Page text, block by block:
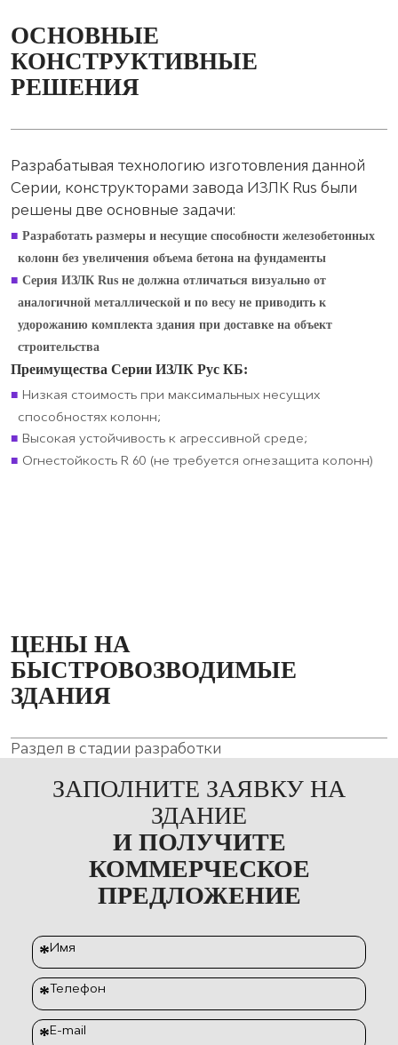
ОСНОВНЫЕ
КОНСТРУКТИВНЫЕ
РЕШЕНИЯ
Разрабатывая технологию изготовления данной
Серии, конструкторами завода ИЗЛК Rus были
решены две основные задачи:
Разработать размеры и несущие способности железобетонных
колонн без увеличения объема бетона на фундаменты
Серия ИЗЛК Rus не должна отличаться визуально от
аналогичной металлической и по весу не приводить к
удорожанию комплекта здания при доставке на объект
строительства
Преимущества Серии ИЗЛК Рус КБ:
Низкая стоимость при максимальных несущих
способностях колонн;
Высокая устойчивость к агрессивной среде;
Огнестойкость R 60 (не требуется огнезащита колонн)
ЦЕНЫ НА
БЫСТРОВОЗВОДИМЫЕ
ЗДАНИЯ
Раздел в стадии разработки
ЗАПОЛНИТЕ ЗАЯВКУ НА
ЗДАНИЕ
И ПОЛУЧИТЕ
КОММЕРЧЕСКОЕ
ПРЕДЛОЖЕНИЕ
*Имя
*Телефон
*E-mail